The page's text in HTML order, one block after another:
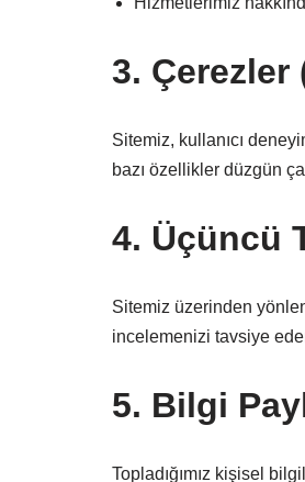
3. Çerezler
Sitemiz, kullanıcı
bazı özellikler düzgün
4. Üçüncü
Sitemiz üzerinden
incelemenizi tavsiye
5. Bilgi
Topladığımız kişisel